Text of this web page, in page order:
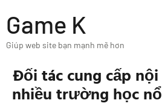
Game K
Giúp web site bạn mạnh mẽ hơn
Đối tác cung cấp
nhiều trường học